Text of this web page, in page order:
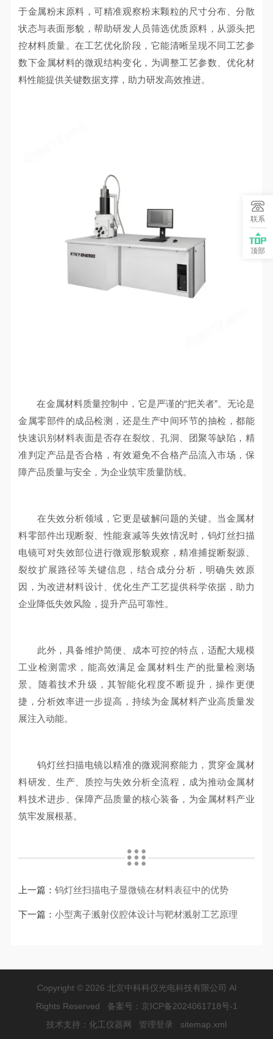
于金属粉末原料，可精准观察粉末颗粒的尺寸分布、分散
状态与表面形貌，帮助研发人员筛选优质原料，从源头把
控材料质量。在工艺优化阶段，它能清晰呈现不同工艺参
数下金属材料的微观结构变化，为调整工艺参数、优化材
料性能提供关键数据支撑，助力研发高效推进。
在金属材料质量控制中，它是严谨的“把关者”。无论是
金属零部件的成品检测，还是生产中间环节的抽检，都能
快速识别材料表面是否存在裂纹、孔洞、团聚等缺陷，精
准判定产品是否合格，有效避免不合格产品流入市场，保
障产品质量与安全，为企业筑牢质量防线。
在失效分析领域，它更是破解问题的关键。当金属材
料零部件出现断裂、性能衰减等失效情况时，钨灯丝扫描
电镜可对失效部位进行微观形貌观察，精准捕捉断裂源、
裂纹扩展路径等关键信息，结合成分分析，明确失效原
因，为改进材料设计、优化生产工艺提供科学依据，助力
企业降低失效风险，提升产品可靠性。
此外，具备维护简便、成本可控的特点，适配大规模
工业检测需求，能高效满足金属材料生产的批量检测场
景。随着技术升级，其智能化程度不断提升，操作更便
捷，分析效率进一步提高，持续为金属材料产业高质量发
展注入动能。
钨灯丝扫描电镜以精准的微观洞察能力，贯穿金属材
料研发、生产、质控与失效分析全流程，成为推动金属材
料技术进步、保障产品质量的核心装备，为金属材料产业
筑牢发展根基。
上一篇：钨灯丝扫描电子显微镜在材料表征中的优势
下一篇：小型离子溅射仪腔体设计与靶材溅射工艺原理
Copyright © 2026 北京中科科仪光电科技有限公司 Al
Rights Reserved 备案号： 京ICP备2024061718号-1
技术支持： 化工仪器网 管理登录 sitemap.xml
联系
顶部